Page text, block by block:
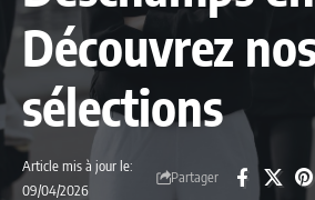
Découvrez
sélections
Article mis à jour le:
09/04/2026
Partager